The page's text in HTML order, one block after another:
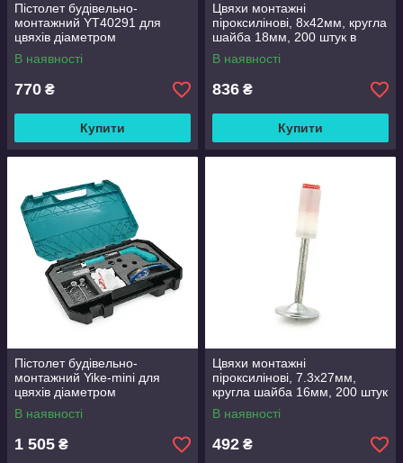
Пістолет будівельно-
монтажний YT40291 для
цвяхів діаметром
7,3мм(піроксилінових),
захисні окуляри, валіза,
В наявності
770 ₴
Купити
Цвяхи монтажні
піроксилінові, 8х42мм, кругла
шайба 18мм, 200 штук в
упаковці, ціна за упаковку
В наявності
836 ₴
Купити
Пістолет будівельно-
монтажний Yike-mini для
цвяхів діаметром
7,3мм(піроксилінових), три
насадки, захисні окуляри,
В наявності
1 505 ₴
Цвяхи монтажні
піроксилінові, 7.3х27мм,
кругла шайба 16мм, 200 штук
в упаковці
В наявності
492 ₴